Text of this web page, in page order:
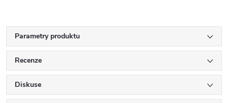
Parametry produktu
Recenze
Diskuse